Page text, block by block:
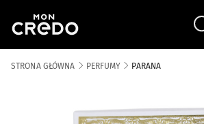
STRONA GŁÓWNA PERFUMY PARANA